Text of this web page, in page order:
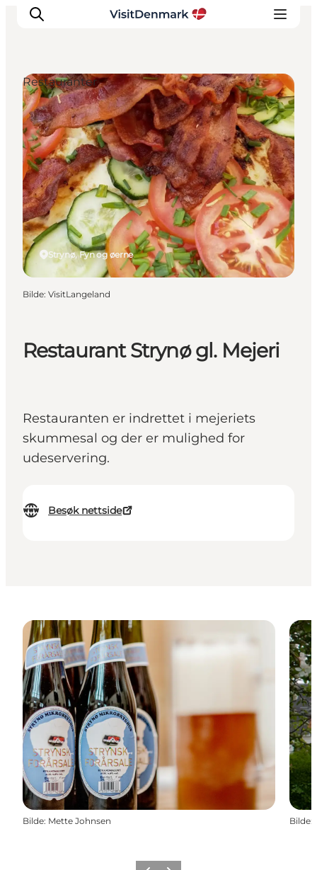
Inspirasjon
Reisemål
Aktiviteter
Overnatting
Planlegg reisen
Restaurant Strynø gl. Mejeri
Restauranten er indrettet i mejeriets
skummesal og der er mulighed for
udeservering.
Besøk nettside
Strynø, Fyn og øerne
Restauranter
Bilde: VisitLangeland
Bilde: Mette Johnsen Bilde: